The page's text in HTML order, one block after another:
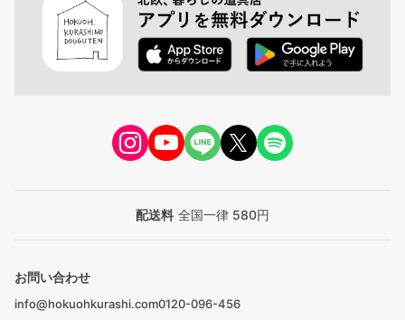
配送料 全国一律 580円
お問い合わせ
info@hokuohkurashi.com0120-096-456